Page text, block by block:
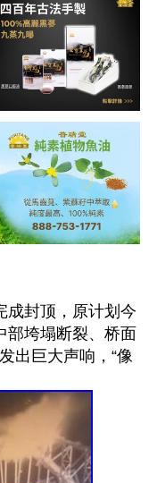
成封顶，原计划今
部垮塌断裂、桥面
出巨大声响，“像